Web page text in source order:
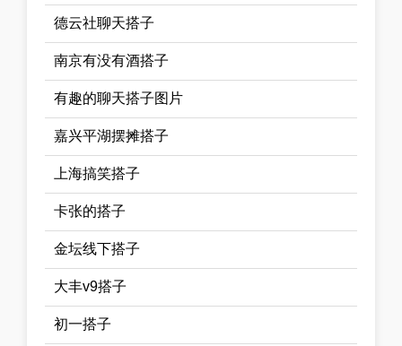
德云社聊天搭子
南京有没有酒搭子
有趣的聊天搭子图片
嘉兴平湖摆摊搭子
上海搞笑搭子
卡张的搭子
金坛线下搭子
大丰v9搭子
初一搭子